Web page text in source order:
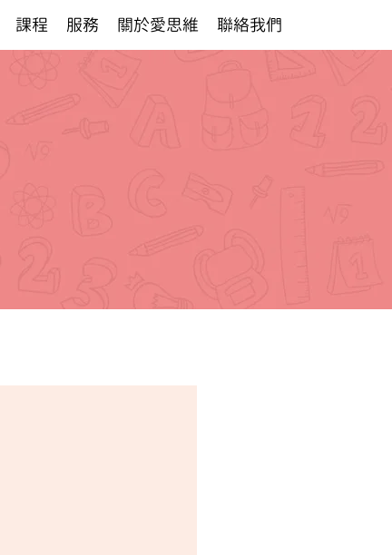
課程 服務 關於愛思維 聯絡我們